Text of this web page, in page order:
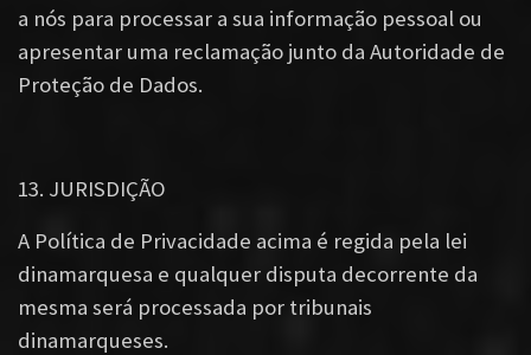
a nós para processar a sua informação pessoal ou
apresentar uma reclamação junto da Autoridade de
Proteção de Dados.
13. JURISDIÇÃO
A Política de Privacidade acima é regida pela lei
dinamarquesa e qualquer disputa decorrente da
mesma será processada por tribunais
dinamarqueses.